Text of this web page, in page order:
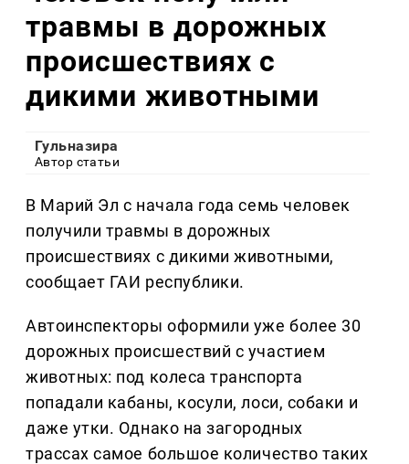
травмы в дорожных
происшествиях с
дикими животными
Гульназира
Автор статьи
В Марий Эл с начала года семь человек
получили травмы в дорожных
происшествиях с дикими животными,
сообщает ГАИ республики.
Автоинспекторы оформили уже более 30
дорожных происшествий с участием
животных: под колеса транспорта
попадали кабаны, косули, лоси, собаки и
даже утки. Однако на загородных
трассах самое большое количество таких